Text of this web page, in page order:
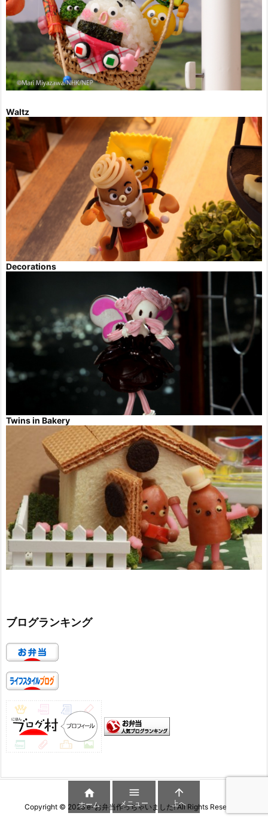
Waltz
Decorations
Twins in Bakery
ブログランキング
Copyright © 2026 e-お弁当作っちゃいました!All Rights Reserved.

ホーム

メニュー

上へ